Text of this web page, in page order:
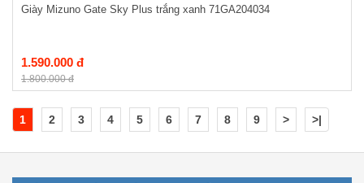
Giày Mizuno Gate Sky Plus trắng xanh 71GA204034
1.590.000 đ
1.800.000 đ
1 2 3 4 5 6 7 8 9 > >|